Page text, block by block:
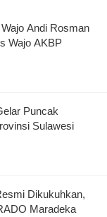
Andi Rosman
Wajo AKBP
Puncak
Sulawesi
Dikukuhkan,
Maradeka